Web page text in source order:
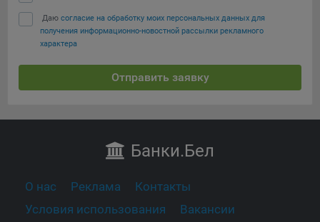
Даю согласие на обработку моих персональных данных для
получения информационно-новостной рассылки рекламного
характера
Отправить заявку
Банки.Бел
О нас Реклама
Контакты
Условия использования
Вакансии